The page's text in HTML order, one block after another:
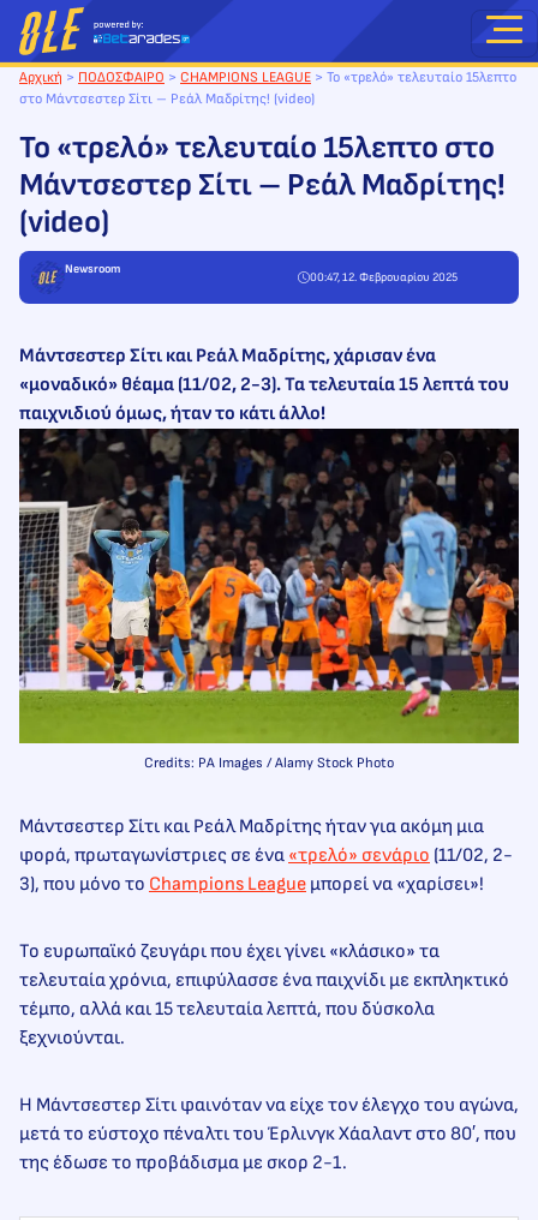
Μετάβαση
στο
περιεχόμενο
Αρχική > ΠΟΔΟΣΦΑΙΡΟ > CHAMPIONS LEAGUE > Το «τρελό» τελευταίο 15λεπτο
στο Μάντσεστερ Σίτι – Ρεάλ Μαδρίτης! (video)
Το «τρελό» τελευταίο 15λεπτο στο
Μάντσεστερ Σίτι – Ρεάλ Μαδρίτης!
(video)
Newsroom
00:47, 12. Φεβρουαρίου 2025
Μάντσεστερ Σίτι και Ρεάλ Μαδρίτης, χάρισαν ένα
«μοναδικό» θέαμα (11/02, 2-3). Τα τελευταία 15 λεπτά του
παιχνιδιού όμως, ήταν το κάτι άλλο!
Credits: PA Images / Alamy Stock Photo
Μάντσεστερ Σίτι και Ρεάλ Μαδρίτης ήταν για ακόμη μια
φορά, πρωταγωνίστριες σε ένα «τρελό» σενάριο (11/02, 2-
3), που μόνο το Champions League μπορεί να «χαρίσει»!
Το ευρωπαϊκό ζευγάρι που έχει γίνει «κλάσικο» τα
τελευταία χρόνια, επιφύλασσε ένα παιχνίδι με εκπληκτικό
τέμπο, αλλά και 15 τελευταία λεπτά, που δύσκολα
ξεχνιούνται.
Η Μάντσεστερ Σίτι φαινόταν να είχε τον έλεγχο του αγώνα,
μετά το εύστοχο πέναλτι του Έρλινγκ Χάαλαντ στο 80′, που
της έδωσε το προβάδισμα με σκορ 2-1.